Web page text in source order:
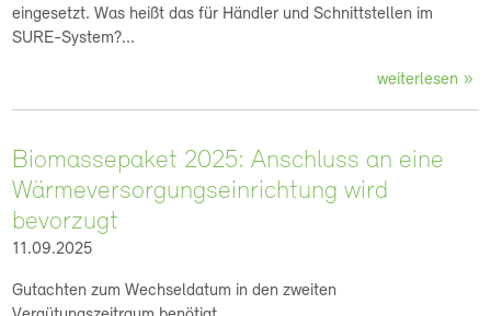
eingesetzt. Was heißt das für Händler und Schnittstellen im
SURE-System?...
weiterlesen
Biomassepaket 2025: Anschluss an eine
Wärmeversorgungseinrichtung wird
bevorzugt
11.09.2025
Gutachten zum Wechseldatum in den zweiten